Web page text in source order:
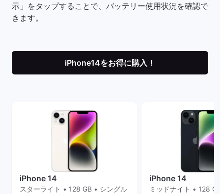
示」をタップすることで、バッテリー使用状況を確認で
きます。
iPhone14をお得に購入！
iPhone 14
スターライト • 128 GB • シングル
iPhone 14
ミッドナイト • 128